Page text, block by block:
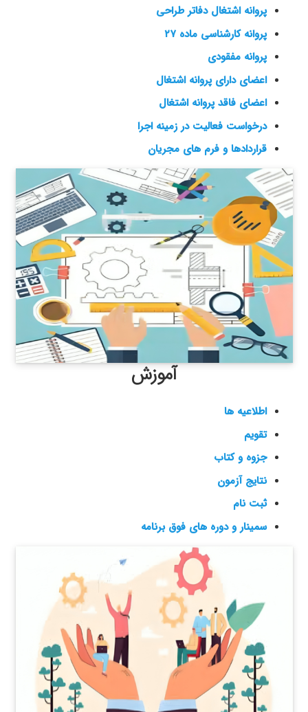
پروانه اشتغال دفاتر طراحی
پروانه کارشناسی ماده ۲۷
پروانه مفقودی
اعضای دارای پروانه اشتغال
اعضای فاقد پروانه اشتغال
درخواست فعالیت در زمینه اجرا
قراردادها و فرم های مجریان
آموزش
اطلاعیه ها
تقویم
جزوه و کتاب
نتایج آزمون
ثبت نام
سمینار و دوره های فوق برنامه